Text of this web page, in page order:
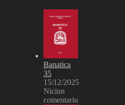
Banatica
35
15/12/2025
Niciun
comentariu